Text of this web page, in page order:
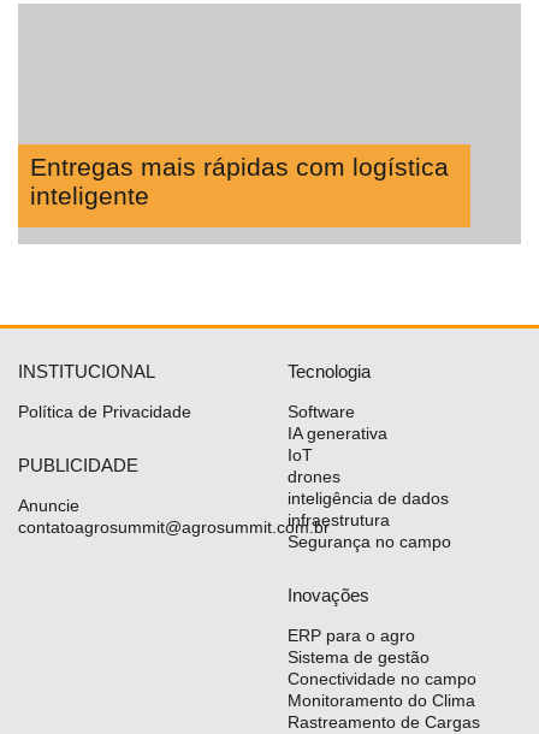
Entregas mais rápidas com logística
inteligente
INSTITUCIONAL
Política de Privacidade
PUBLICIDADE
Anuncie
contatoagrosummit@agrosummit.com.br
Tecnologia
Software
IA generativa
IoT
drones
inteligência de dados
infraestrutura
Segurança no campo
Inovações
ERP para o agro
Sistema de gestão
Conectividade no campo
Monitoramento do Clima
Rastreamento de Cargas